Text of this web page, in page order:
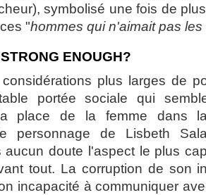
symbolisé une fois de
"hommes qui n'aimait pas les
ENOUGH?
plus larges de
portée sociale qui
place de la femme dans
personnage de Lisbeth
aucun doute l'aspect le plus
tout. La corruption de son
incapacité à communiquer